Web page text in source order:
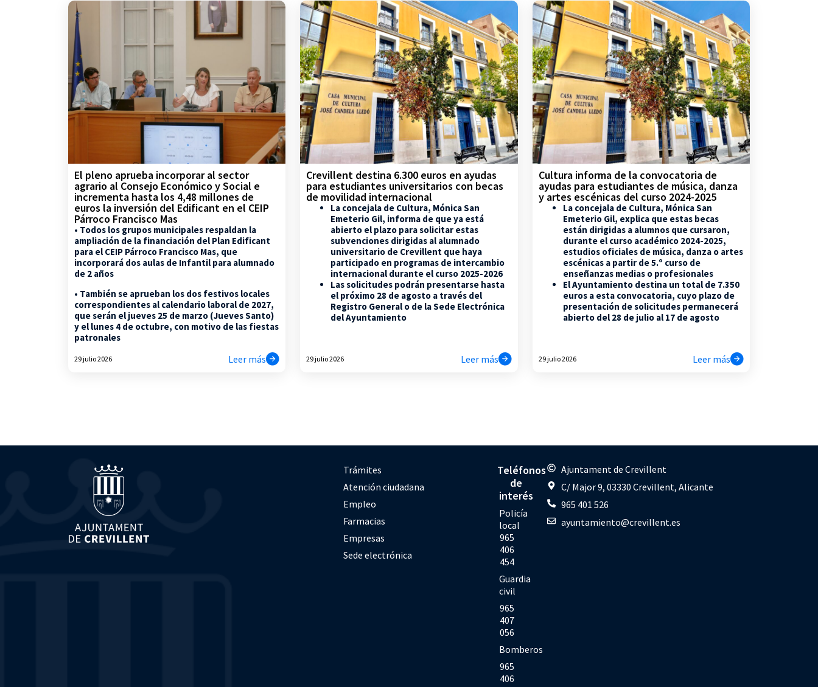
El pleno aprueba incorporar al sector
agrario al Consejo Económico y Social e
incrementa hasta los 4,48 millones de
euros la inversión del Edificant en el CEIP
Párroco Francisco Mas
• Todos los grupos municipales respaldan la
ampliación de la financiación del Plan Edificant
para el CEIP Párroco Francisco Mas, que
incorporará dos aulas de Infantil para alumnado
de 2 años
• También se aprueban los dos festivos locales
correspondientes al calendario laboral de 2027,
que serán el jueves 25 de marzo (Jueves Santo)
y el lunes 4 de octubre, con motivo de las fiestas
patronales
29 julio 2026 Leer más
Crevillent destina 6.300 euros en ayudas
para estudiantes universitarios con becas
de movilidad internacional
La concejala de Cultura, Mónica San
Emeterio Gil, informa de que ya está
abierto el plazo para solicitar estas
subvenciones dirigidas al alumnado
universitario de Crevillent que haya
participado en programas de intercambio
internacional durante el curso 2025-2026
Las solicitudes podrán presentarse hasta
el próximo 28 de agosto a través del
Registro General o de la Sede Electrónica
del Ayuntamiento
29 julio 2026 Leer más
Cultura informa de la convocatoria de
ayudas para estudiantes de música, danza
y artes escénicas del curso 2024-2025
La concejala de Cultura, Mónica San
Emeterio Gil, explica que estas becas
están dirigidas a alumnos que cursaron,
durante el curso académico 2024-2025,
estudios oficiales de música, danza o artes
escénicas a partir de 5.º curso de
enseñanzas medias o profesionales
El Ayuntamiento destina un total de 7.350
euros a esta convocatoria, cuyo plazo de
presentación de solicitudes permanecerá
abierto del 28 de julio al 17 de agosto
29 julio 2026 Leer más
Trámites
Atención ciudadana
Empleo
Farmacias
Empresas
Sede electrónica
Teléfonos
de
interés
Policía
local
965
406
454
Guardia
civil
965
407
056
Bomberos
965
406
Ajuntament de Crevillent
C/ Major 9, 03330 Crevillent, Alicante
965 401 526
ayuntamiento@crevillent.es